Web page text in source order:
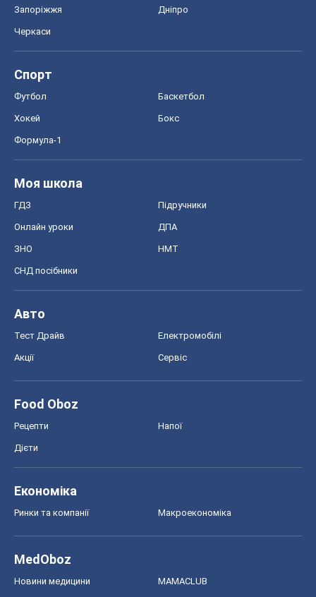
Запоріжжя Дніпро
Черкаси
Спорт
Футбол Баскетбол
Хокей Бокс
Формула-1
Моя школа
ГДЗ Підручники
Онлайн уроки ДПА
ЗНО НМТ
СНД посібники
Авто
Тест Драйв Електромобілі
Акції Сервіс
Food Oboz
Рецепти Напої
Дієти
Економіка
Ринки та компанії Макроекономіка
MedOboz
Новини медицини MAMACLUB